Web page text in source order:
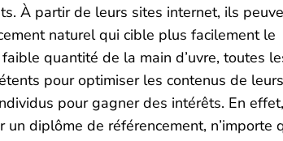
À partir de leurs sites internet, ils
naturel qui cible plus facilement le
quantité de la main d’uvre, toutes
pour optimiser les contenus de leurs
pour gagner des intérêts. En effet,
diplôme de référencement, n’importe